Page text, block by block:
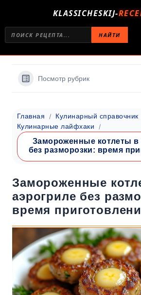
KLASSICHESKIJ-
НАЙТИ
Посмотр рубрик
Главная
Кулинарный справочник
Кулинарные лайфхаки
Замороженные котлеты в
без разморозки: время
Замороженные
аэрогриле без
время